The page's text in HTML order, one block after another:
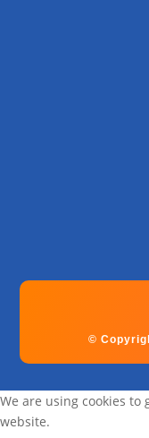
©
We are using cookies to
website.